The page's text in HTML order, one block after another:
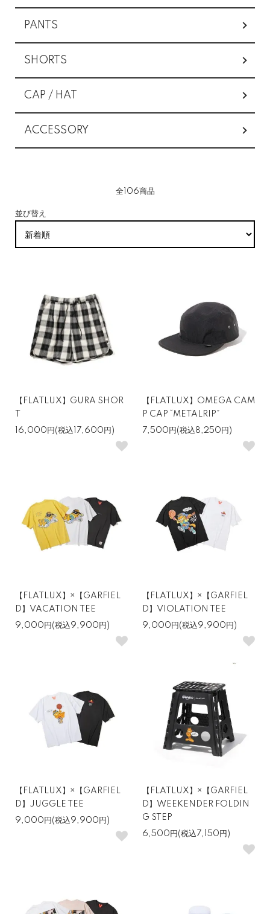
PANTS
SHORTS
CAP / HAT
ACCESSORY
全106商品
並び替え
【FLATLUX】GURA SHOR
16,000円(税込17,600円)
【FLATLUX】OMEGA CAM
P CAP “METALRIP”
7,500円(税込8,250円)
【FLATLUX】×【GARFIEL
D】VACATION TEE
9,000円(税込9,900円)
【FLATLUX】×【GARFIEL
D】VIOLATION TEE
9,000円(税込9,900円)
【FLATLUX】×【GARFIEL
D】JUGGLE TEE
9,000円(税込9,900円)
【FLATLUX】×【GARFIEL
D】WEEKENDER FOLDIN
G STEP
6,500円(税込7,150円)